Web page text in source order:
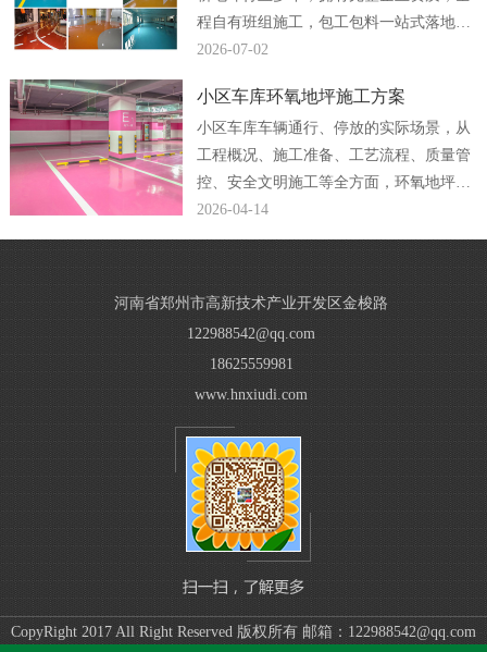
程自有班组施工，包工包料一站式落地，
厂房、车间、地下车库地坪工程均可放心
2026-07-02
小区车库环氧地坪施工方案
小区车库车辆通行、停放的实际场景，从
工程概况、施工准备、工艺流程、质量管
控、安全文明施工等全方面，环氧地坪公
司编辑完整规范了小区车库环氧地坪施工
方案，贴合现场施工落地需求。...
2026-04-14
河南省郑州市高新技术产业开发区金梭路
122988542@qq.com
18625559981
www.hnxiudi.com
CopyRight 2017 All Right Reserved 版权所有 邮箱：122988542@qq.com